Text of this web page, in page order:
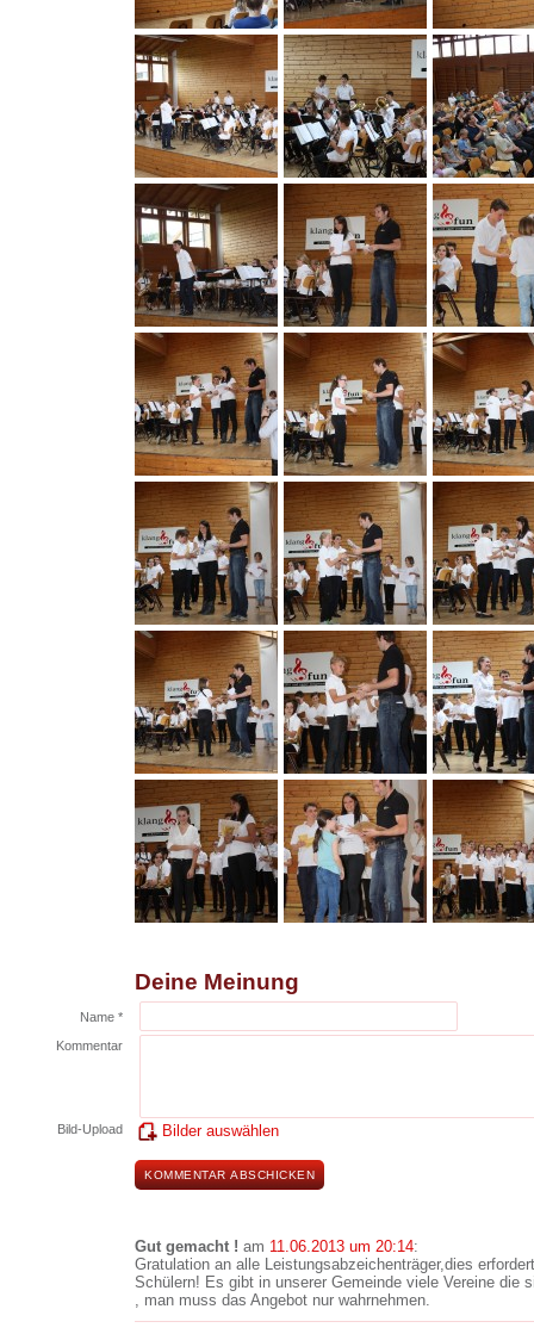
Deine Meinung
Name *
Kommentar
Bild-Upload Bilder auswählen
Gut gemacht ! am 11.06.2013 um 20:14:
Gratulation an alle Leistungsabzeichenträger,dies
Schülern! Es gibt in unserer Gemeinde viele Vereine die
, man muss das Angebot nur wahrnehmen.